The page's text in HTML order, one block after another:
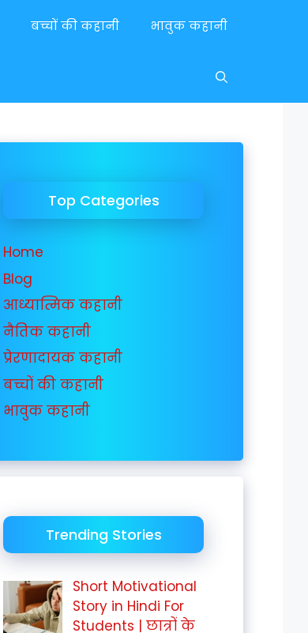
बच्चों की कहानी भावुक कहानी
Top Categories
Home
Blog
आध्यात्मिक कहानी
नैतिक कहानी
प्रेरणादायक कहानी
बच्चों की कहानी
भावुक कहानी
Trending Stories
Short Motivational
Story in Hindi For
Students | छात्रों के